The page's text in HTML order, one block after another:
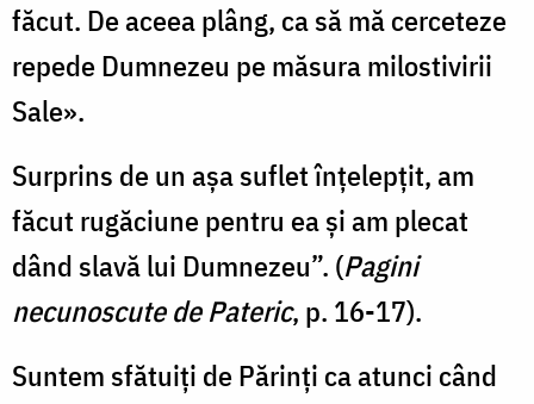
făcut. De aceea plâng, ca să mă cerceteze
repede Dumnezeu pe măsura milostivirii
Sale».
Surprins de un așa suflet înțelepțit, am
făcut rugăciune pentru ea și am plecat
dând slavă lui Dumnezeu”. (Pagini
necunoscute de Pateric, p. 16-17).
Suntem sfătuiți de Părinți ca atunci când